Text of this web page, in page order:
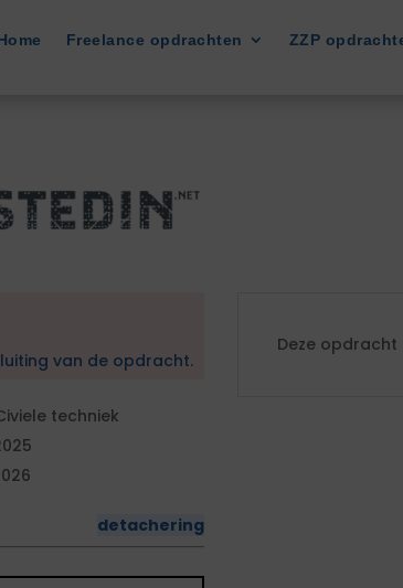
Freelance opdrachten ZZP
van de opdracht.
techniek
detachering
Deze opdracht